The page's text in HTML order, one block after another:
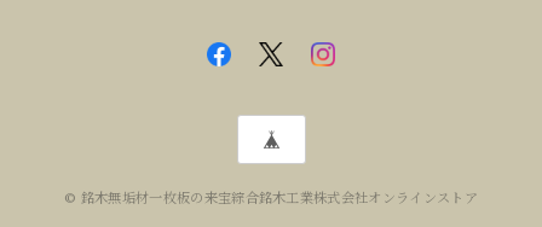
© 銘木無垢材一枚板の来宝綜合銘木工業株式会社オンラインストア